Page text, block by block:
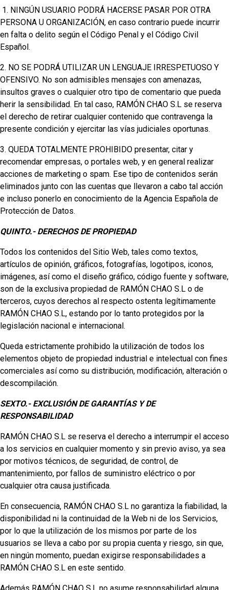
1. NINGÚN USUARIO PODRÁ HACERSE PASAR POR OTRA
PERSONA U ORGANIZACIÓN, en caso contrario puede incurrir
en falta o delito según el Código Penal y el Código Civil
Español.
2. NO SE PODRÁ UTILIZAR UN LENGUAJE IRRESPETUOSO Y
OFENSIVO. No son admisibles mensajes con amenazas,
insultos graves o cualquier otro tipo de comentario que pueda
herir la sensibilidad. En tal caso, RAMÓN CHAO S.L se reserva
el derecho de retirar cualquier contenido que contravenga la
presente condición y ejercitar las vías judiciales oportunas.
3. QUEDA TOTALMENTE PROHIBIDO presentar, citar y
recomendar empresas, o portales web, y en general realizar
acciones de marketing o spam. Ese tipo de contenidos serán
eliminados junto con las cuentas que llevaron a cabo tal acción
e incluso ponerlo en conocimiento de la Agencia Española de
Protección de Datos.
QUINTO.- DERECHOS DE PROPIEDAD
Todos los contenidos del Sitio Web, tales como textos,
artículos de opinión, gráficos, fotografías, logotipos, iconos,
imágenes, así como el diseño gráfico, código fuente y software,
son de la exclusiva propiedad de RAMÓN CHAO S.L o de
terceros, cuyos derechos al respecto ostenta legítimamente
RAMÓN CHAO S.L, estando por lo tanto protegidos por la
legislación nacional e internacional.
Queda estrictamente prohibido la utilización de todos los
elementos objeto de propiedad industrial e intelectual con fines
comerciales así como su distribución, modificación, alteración o
descompilación.
SEXTO.- EXCLUSIÓN DE GARANTÍAS Y DE
RESPONSABILIDAD
RAMÓN CHAO S.L se reserva el derecho a interrumpir el acceso
a los servicios en cualquier momento y sin previo aviso, ya sea
por motivos técnicos, de seguridad, de control, de
mantenimiento, por fallos de suministro eléctrico o por
cualquier otra causa justificada.
En consecuencia, RAMÓN CHAO S.L no garantiza la fiabilidad, la
disponibilidad ni la continuidad de la Web ni de los Servicios,
por lo que la utilización de los mismos por parte de los
usuarios se lleva a cabo por su propia cuenta y riesgo, sin que,
en ningún momento, puedan exigirse responsabilidades a
RAMÓN CHAO S.L en este sentido.